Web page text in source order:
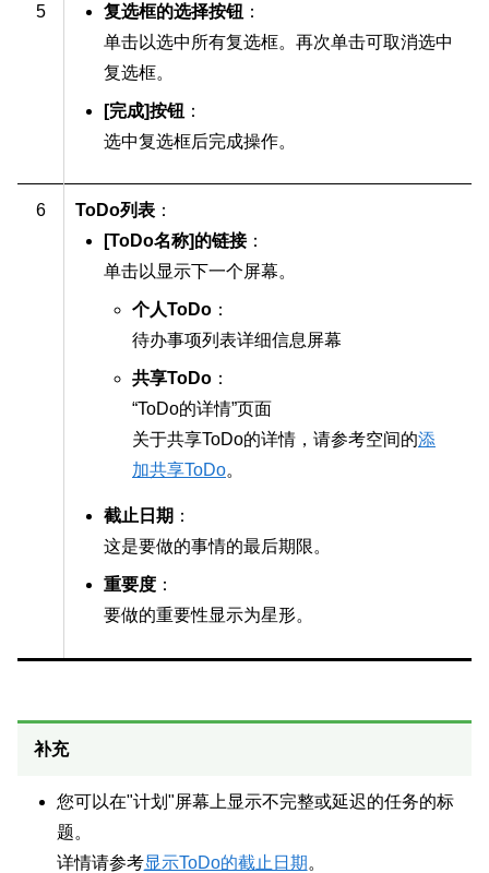
5 复选框的选择按钮 ：
单击以选中所有复选框。再次单击可取消选中
复选框。
[完成]按钮 ：
选中复选框后完成操作。
6 ToDo列表 ：
[ToDo名称]的链接：
单击以显示下一个屏幕。
个人ToDo ：
待办事项列表详细信息屏幕
共享ToDo ：
“ToDo的详情”页面
关于共享ToDo的详情，请参考空间的添
加共享ToDo。
截止日期 ：
这是要做的事情的最后期限。
重要度 ：
要做的重要性显示为星形。
补充
您可以在"计划"屏幕上显示不完整或延迟的任务的标
题。
详情请参考显示ToDo的截止日期 。